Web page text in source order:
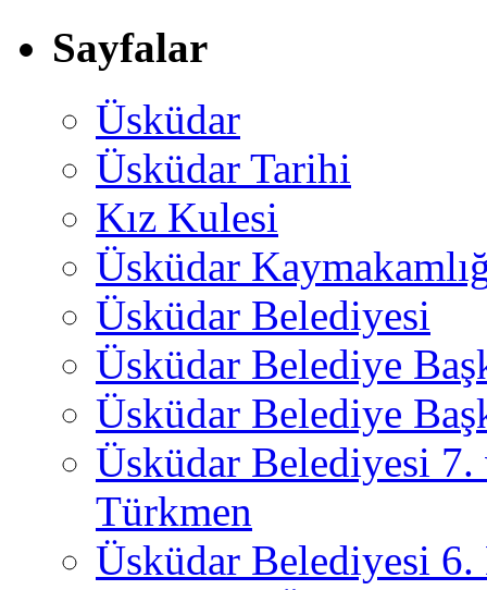
Sayfalar
Üsküdar
Üsküdar Tarihi
Kız Kulesi
Üsküdar
Üsküdar Belediyesi
Üsküdar Belediye
Üsküdar Belediye
Üsküdar Belediyesi
Türkmen
Üsküdar Belediyesi 6.